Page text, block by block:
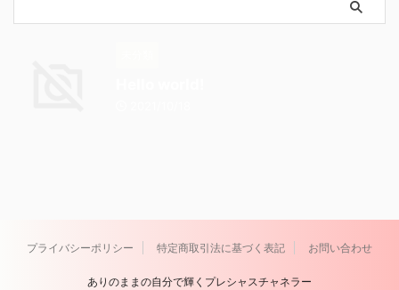
プライバシーポリシー 特定商取引法に基づく表記 お問い合わせ
ありのままの自分で輝くプレシャスチャネラー